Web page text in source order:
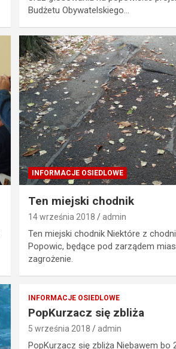
Budżetu Obywatelskiego…
INFORMACJE OSIEDLOWE
Ten miejski chodnik
14 września 2018 admin
Ten miejski chodnik Niektóre z
Popowic, będące pod zarządem
zagrożenie.
INFORMACJE OSIEDLOWE
PopKurzacz się zbliża
5 września 2018 admin
PopKurzacz się zbliża Niebawem bo